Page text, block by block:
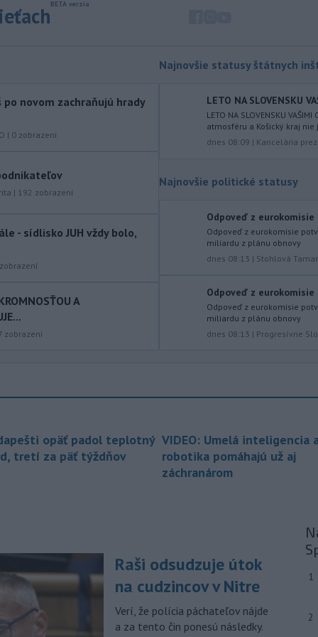
- Ugandský parlament vo
ugandských vojakovdo
palestínskeho Pásma Gazy, kde by
mali pôsobiť v rámci medzinárodných
stabilizačných síl, ktoré navrhol
- Anglická futbalová asociácia
Medzinárodnej
futbalovej federácie (FIFA) Giannimu
Infantinovi, ktorý je pod paľbou kritiky
po jeho neúspešnom pláne.
najmä na západe a severozápade
Slovenska počítať s búrkami.
Slovenský hydrometeorologický ústav
záchrannými zložkami zasahuje na
17:36
V dunajských prístavoch v
Bratislave, Komárne a Štúrove v
prvom polroku 2026 zaznamenali
označil lekára Anthonyho Fauciho za
osobu brániacu vyšetrovacím
právomociam Kongresu.
17:14 - Jemenskí povstalci húsíovia
vo štvrtok pri raketových a
novom zachraňujú hrady
| 0 zobrazení
| 192 zobrazení
- sídlisko JUH vždy bolo,
zobrazení
A
zobrazení
Najnovšie statusy štátnych
LETO NA SLOVENSKU
LETO NA SLOVENSKU
atmosféru a Košický kraj
dnes 08:09 | Kancelária
Najnovšie politické statusy
Odpoveď z
Odpoveď z eurokomisie
miliardu z plánu obnovy
dnes 08:13 | Stohlová
Odpoveď z
Odpoveď z eurokomisie
miliardu z plánu obnovy
dnes 08:13 | Progresívne
opäť padol teplotný
tretí za päť týždňov
VIDEO: Umelá inteligencia
robotika pomáhajú už aj
záchranárom
Raši odsudzuje útok
na cudzincov v Nitre
Verí, že polícia páchateľov nájde
a za tento čin ponesú následky.
1
2